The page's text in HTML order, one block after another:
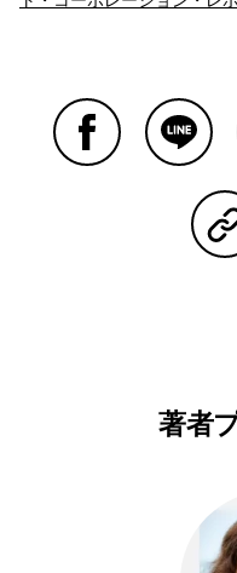
著者